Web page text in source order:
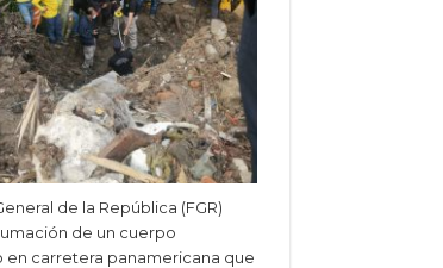
de la República (FGR)
de un cuerpo
en carretera panamericana que